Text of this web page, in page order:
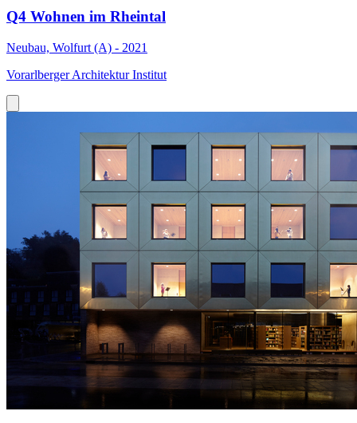
Q4 Wohnen im Rheintal
Neubau, Wolfurt (A) - 2021
Vorarlberger Architektur Institut